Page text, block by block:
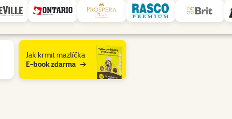
Jak krmit mazlíčka
E-book zdarma